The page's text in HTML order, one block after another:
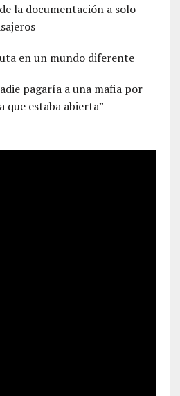
la documentación a solo
en un mundo diferente
pagaría a una mafia por
estaba abierta”